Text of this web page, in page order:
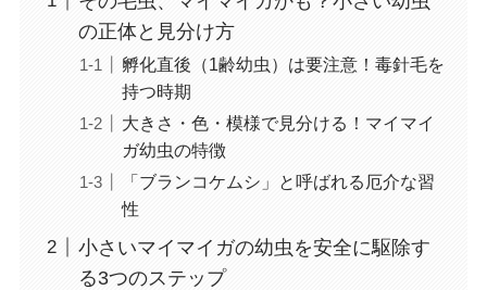
の正体と見分け方
孵化直後（1齢幼虫）は要注意！毒針毛を
持つ時期
大きさ・色・模様で見分ける！マイマイ
ガ幼虫の特徴
「ブランコケムシ」と呼ばれる厄介な習
性
小さいマイマイガの幼虫を安全に駆除す
る3つのステップ